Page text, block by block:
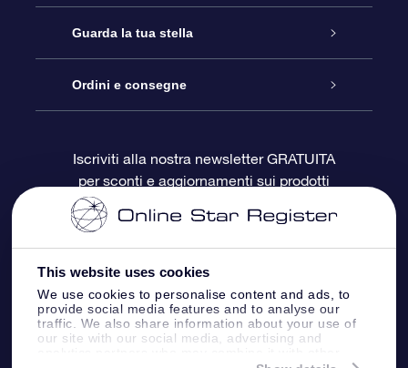
This website uses cookies
We use cookies to personalise content and ads, to
provide social media features and to analyse our
traffic. We also share information about your use of
our site with our social media, advertising and
Contattaci
Blog
OSR Recensioni
Online Star Gift
Pacchetto regalo OSR
Gift Card OSR
Doni aziendali
Guarda la tua stella
Registro stellare
Star Page personalizzata
One Million Stars
OSR Starsaver
App VR ‘Fly me to the stars’
Ordini e consegne
Informazioni di Pagamento
Politica di reso
Costellazioni
Iscriviti alla nostra newsletter GRATUITA
per sconti e aggiornamenti sui prodotti